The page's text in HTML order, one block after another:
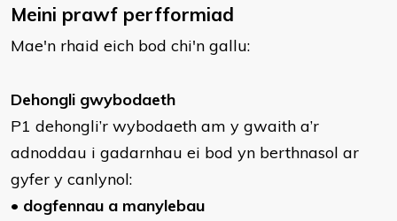
Meini prawf perfformiad
Mae'n rhaid eich bod chi'n gallu:
Dehongli gwybodaeth
P1 dehongli’r wybodaeth am y gwaith a’r
adnoddau i gadarnhau ei bod yn berthnasol ar
gyfer y canlynol:
• dogfennau a manylebau